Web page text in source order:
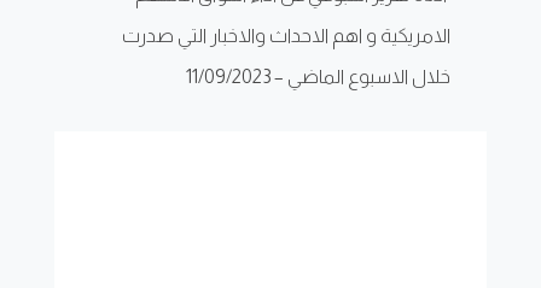
الامريكية و اهم الاحداث والاخبار التي صدرت
خلال الاسبوع الماضي – 11/09/2023